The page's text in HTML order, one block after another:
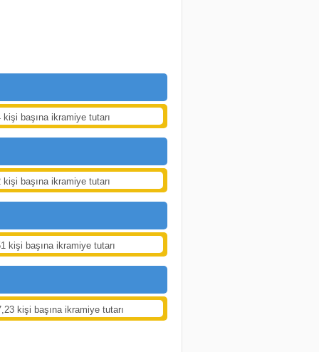
kişi başına ikramiye tutarı
kişi başına ikramiye tutarı
kişi başına ikramiye tutarı
kişi başına ikramiye tutarı